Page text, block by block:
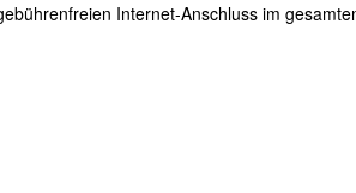
Internet-Anschluss im